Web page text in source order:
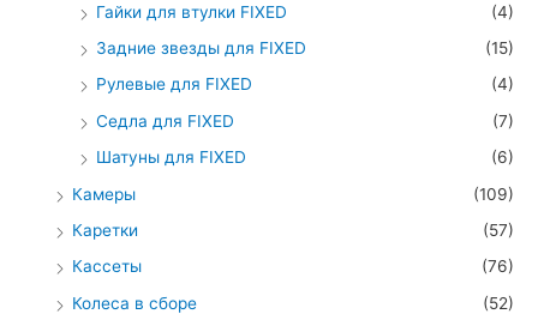
Гайки для втулки FIXED
(4)
Задние звезды для FIXED
(15)
Рулевые для FIXED
(4)
Седла для FIXED
(7)
Шатуны для FIXED
(6)
Камеры
(109)
Каретки
(57)
Кассеты
(76)
Колеса в сборе
(52)